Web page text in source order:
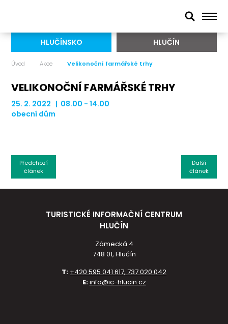
HLUČÍNSKO HLUČÍN
Úvod Akce Velikonoční farmářské trhy
VELIKONOČNÍ FARMÁŘSKÉ TRHY
25. 2. 2022 | 08.00 - 14.00
obecní dům
Další
článek
Předchozí
článek
TURISTICKÉ INFORMAČNÍ CENTRUM
HLUČÍN
Zámecká 4
748 01, Hlučín
T: +420 595 041 617, 737 020 042
E:info@ic-hlucin.cz